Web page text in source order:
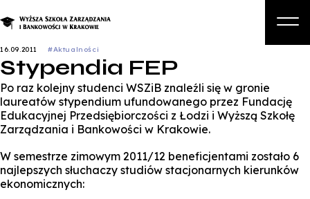
Studia
Studia podyplomowe i kursy
Kandydat
16.09.2011 #Aktualności
Stypendia FEP
Po raz kolejny studenci WSZiB znaleźli się w gronie
laureatów stypendium ufundowanego przez Fundację
Edukacyjnej Przedsiębiorczości z Łodzi i Wyższą Szkołę
Zarządzania i Bankowości w Krakowie.
W semestrze zimowym 2011/12 beneficjentami zostało 6
najlepszych słuchaczy studiów stacjonarnych kierunków
ekonomicznych: